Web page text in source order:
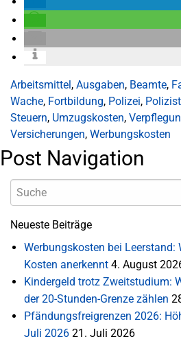
Arbeitsmittel, Ausgaben, Beamte,
Wache, Fortbildung, Polizei,
Steuern, Umzugskosten,
Versicherungen, Werbungskosten
Post Navigation
Neueste Beiträge
Werbungskosten bei
Kosten anerkennt 4. August
Kindergeld trotz Zweitstudium:
der 20-Stunden-Grenze zählen
Pfändungsfreigrenzen 2026:
Juli 2026 21. Juli 2026